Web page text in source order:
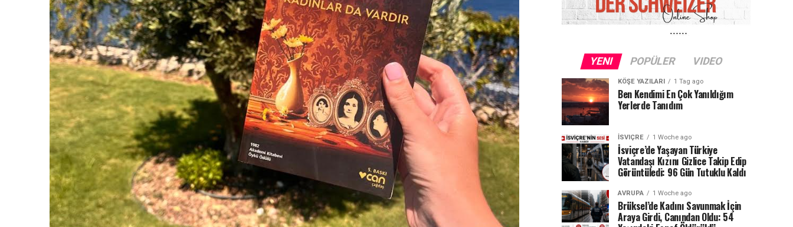
YENI POPÜLER VIDEO
KÖŞE YAZILARI 1 Tag ago
Ben Kendimi En Çok Yanıldığım
Yerlerde Tanıdım
İSVIÇRE 1 Woche ago
İsviçre’de Yaşayan Türkiye
Vatandaşı Kızını Gizlice Takip Edip
Görüntüledi: 96 Gün Tutuklu Kaldı
AVRUPA 1 Woche ago
Brüksel’de Kadını Savunmak İçin
Araya Girdi, Canından Oldu: 54